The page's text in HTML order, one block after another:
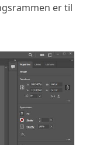
er til